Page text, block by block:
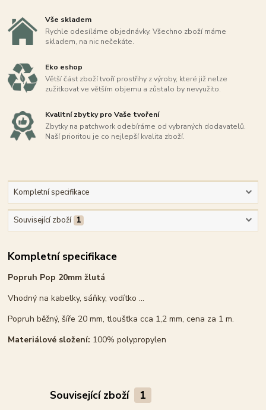
Vše skladem
Rychle odesíláme objednávky. Všechno zboží máme
skladem, na nic nečekáte.
Eko eshop
Větší část zboží tvoří prostřihy z výroby, které již nelze
zužitkovat ve větším objemu a zůstalo by nevyužito.
Kvalitní zbytky pro Vaše tvoření
Zbytky na patchwork odebíráme od vybraných dodavatelů.
Naší prioritou je co nejlepší kvalita zboží.
Kompletní specifikace
Související zboží 1
Kompletní specifikace
Popruh Pop 20mm žlutá
Vhodný na kabelky, sáňky, vodítko ...
Popruh běžný, šíře 20 mm, tloušťka cca 1,2 mm, cena za 1 m.
Materiálové složení: 100% polypropylen
Související zboží 1